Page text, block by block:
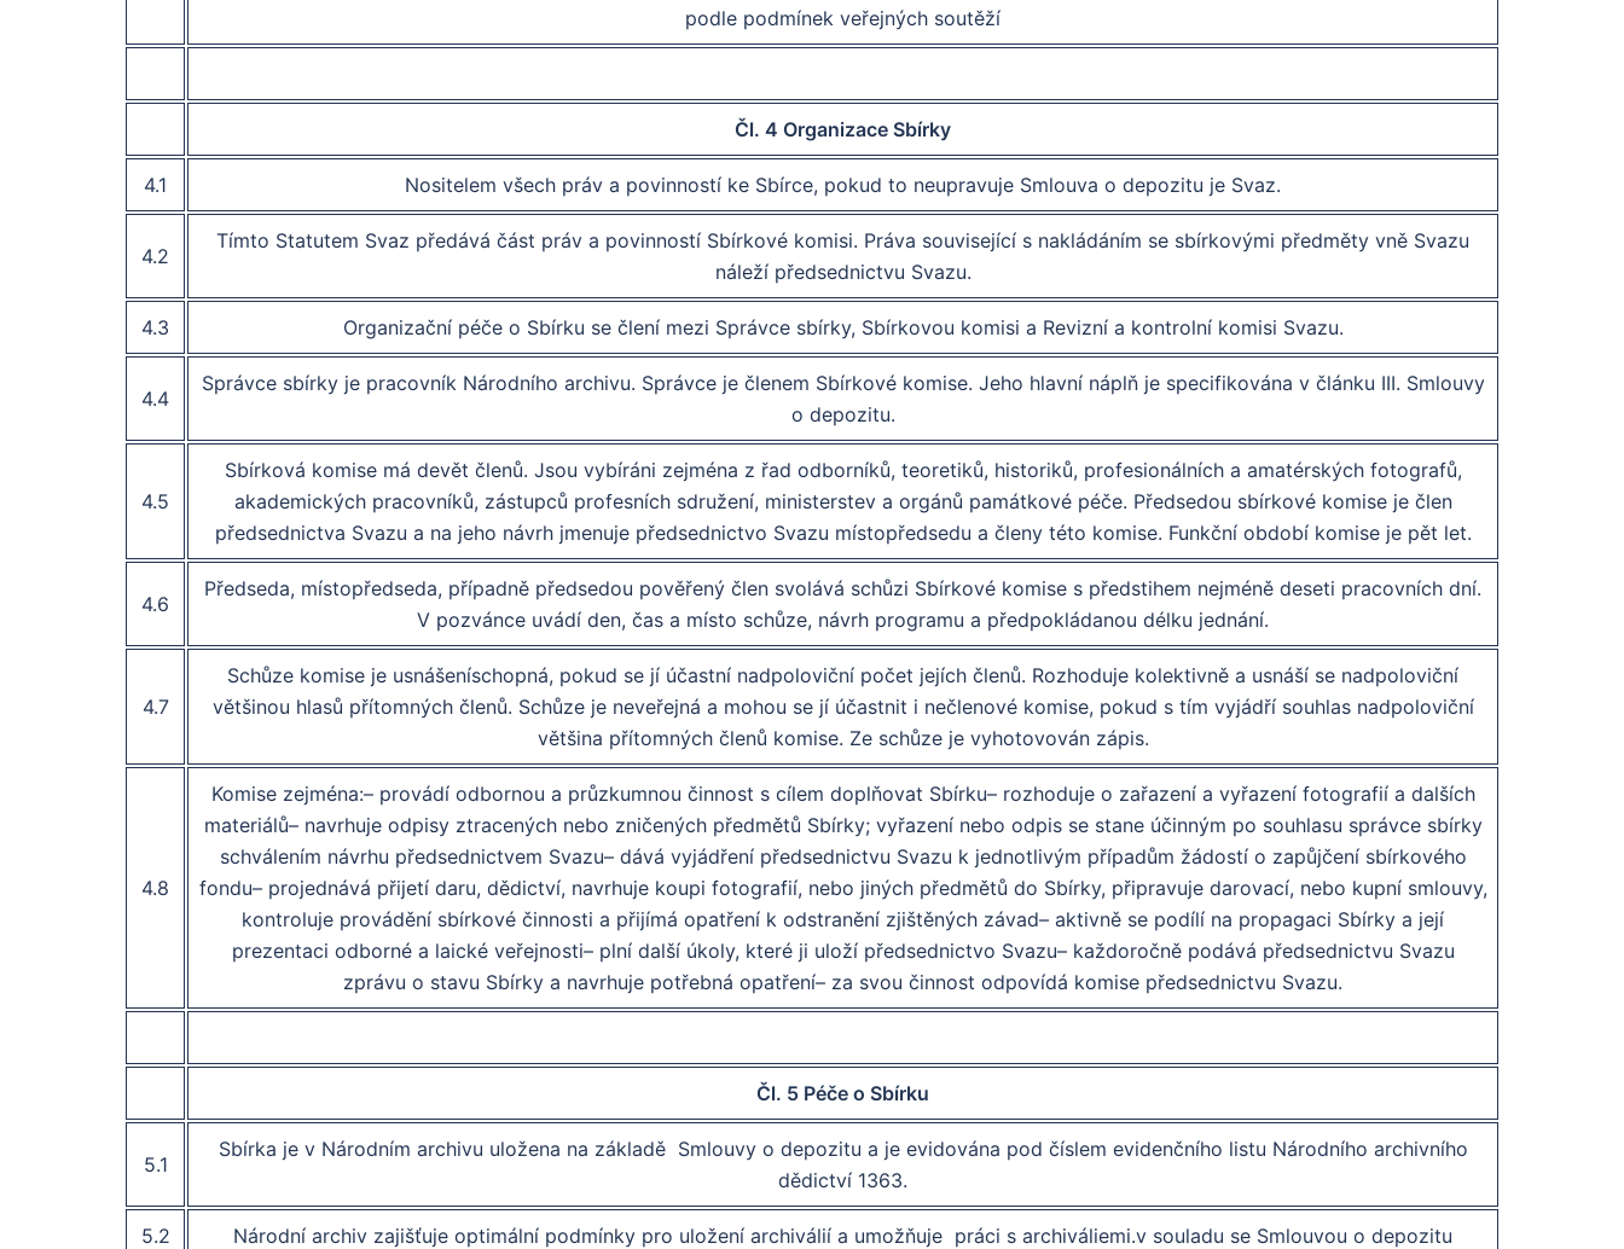
podle podmínek veřejných soutěží
Čl. 4 Organizace Sbírky
4.1 Nositelem všech práv a povinností ke Sbírce, pokud to neupravuje Smlouva o depozitu je Svaz.
4.2
Tímto Statutem Svaz předává část práv a povinností Sbírkové komisi. Práva související s nakládáním se sbírkovými předměty vně Svazu
náleží předsednictvu Svazu.
4.3 Organizační péče o Sbírku se člení mezi Správce sbírky, Sbírkovou komisi a Revizní a kontrolní komisi Svazu.
4.4
Správce sbírky je pracovník Národního archivu. Správce je členem Sbírkové komise. Jeho hlavní náplň je specifikována v článku III. Smlouvy
o depozitu.
4.5
Sbírková komise má devět členů. Jsou vybíráni zejména z řad odborníků, teoretiků, historiků, profesionálních a amatérských fotografů,
akademických pracovníků, zástupců profesních sdružení, ministerstev a orgánů památkové péče. Předsedou sbírkové komise je člen
předsednictva Svazu a na jeho návrh jmenuje předsednictvo Svazu místopředsedu a členy této komise. Funkční období komise je pět let.
4.6
Předseda, místopředseda, případně předsedou pověřený člen svolává schůzi Sbírkové komise s předstihem nejméně deseti pracovních dní.
V pozvánce uvádí den, čas a místo schůze, návrh programu a předpokládanou délku jednání.
4.7
Schůze komise je usnášeníschopná, pokud se jí účastní nadpoloviční počet jejích členů. Rozhoduje kolektivně a usnáší se nadpoloviční
většinou hlasů přítomných členů. Schůze je neveřejná a mohou se jí účastnit i nečlenové komise, pokud s tím vyjádří souhlas nadpoloviční
většina přítomných členů komise. Ze schůze je vyhotovován zápis.
4.8
Komise zejména:– provádí odbornou a průzkumnou činnost s cílem doplňovat Sbírku– rozhoduje o zařazení a vyřazení fotografií a dalších
materiálů– navrhuje odpisy ztracených nebo zničených předmětů Sbírky; vyřazení nebo odpis se stane účinným po souhlasu správce sbírky
schválením návrhu předsednictvem Svazu– dává vyjádření předsednictvu Svazu k jednotlivým případům žádostí o zapůjčení sbírkového
fondu– projednává přijetí daru, dědictví, navrhuje koupi fotografií, nebo jiných předmětů do Sbírky, připravuje darovací, nebo kupní smlouvy,
kontroluje provádění sbírkové činnosti a přijímá opatření k odstranění zjištěných závad– aktivně se podílí na propagaci Sbírky a její
prezentaci odborné a laické veřejnosti– plní další úkoly, které ji uloží předsednictvo Svazu– každoročně podává předsednictvu Svazu
zprávu o stavu Sbírky a navrhuje potřebná opatření– za svou činnost odpovídá komise předsednictvu Svazu.
Čl. 5 Péče o Sbírku
5.1
Sbírka je v Národním archivu uložena na základě Smlouvy o depozitu a je evidována pod číslem evidenčního listu Národního archivního
dědictví 1363.
5.2 Národní archiv zajišťuje optimální podmínky pro uložení archiválií a umožňuje práci s archiváliemi.v souladu se Smlouvou o depozitu